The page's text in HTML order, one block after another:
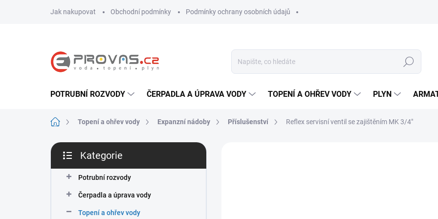
Jak nakupovat Obchodní podmínky Podmínky ochrany osobních údajů
Hledat
POTRUBNÍ ROZVODY ČERPADLA A ÚPRAVA VODY TOPENÍ A OHŘEV VODY PLYN
Domů Topení a ohřev vody Expanzní nádoby Příslušenství Reflex servisní ventil se zajištěním MK 3/4"
P
s
kategorie
Kategorie
Potrubní rozvody
Čerpadla a úprava vody
Topení a ohřev vody